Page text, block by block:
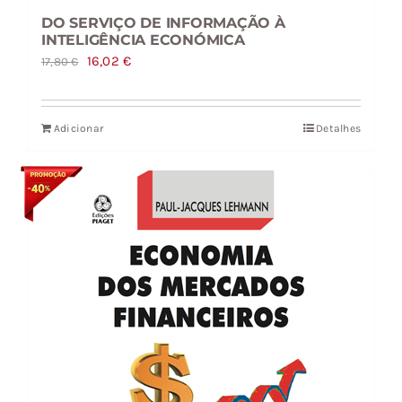
DO SERVIÇO DE INFORMAÇÃO À
INTELIGÊNCIA ECONÓMICA
17,80€
O
original
era:
16,02€O
atual
Adicionar Detalhes